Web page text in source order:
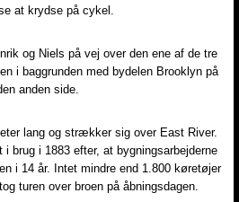
at krydse på cykel.
og Niels på vej over den ene af de tre
i baggrunden med bydelen Brooklyn på
anden side.
lang og strækker sig over East River.
brug i 1883 efter, at bygningsarbejderne
i 14 år. Intet mindre end 1.800 køretøjer
turen over broen på åbningsdagen.